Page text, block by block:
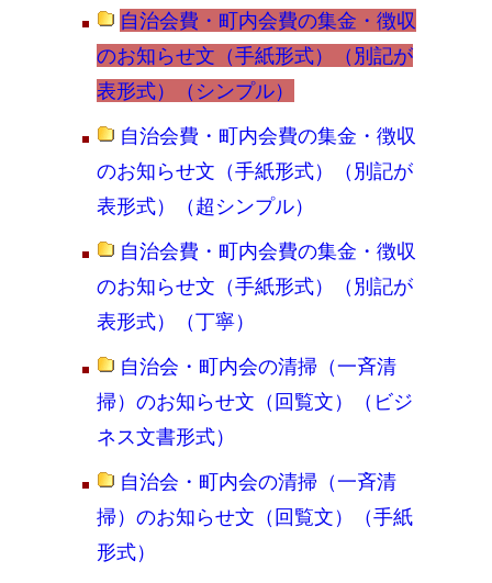
自治会費・町内会費の集金・徴収
のお知らせ文（手紙形式）（別記が
表形式）（シンプル）
自治会費・町内会費の集金・徴収
のお知らせ文（手紙形式）（別記が
表形式）（超シンプル）
自治会費・町内会費の集金・徴収
のお知らせ文（手紙形式）（別記が
表形式）（丁寧）
自治会・町内会の清掃（一斉清
掃）のお知らせ文（回覧文）（ビジ
ネス文書形式）
自治会・町内会の清掃（一斉清
掃）のお知らせ文（回覧文）（手紙
形式）